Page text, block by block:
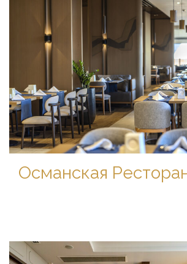
Османская